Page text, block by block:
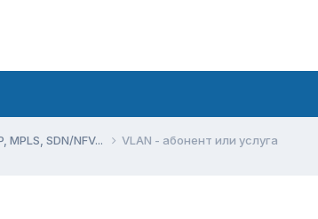
SDN/NFV... VLAN - абонент или услуга